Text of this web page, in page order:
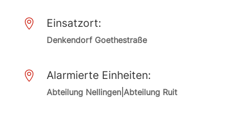
 Einsatzort:
Denkendorf Goethestraße
 Alarmierte Einheiten:
Abteilung Nellingen|Abteilung Ruit